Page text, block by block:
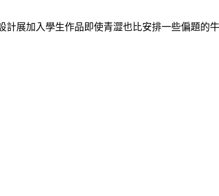
展加入學生作品即使青澀也比安排一些偏題的